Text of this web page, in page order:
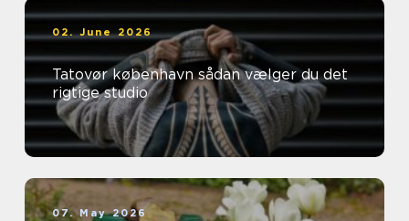
02. June 2026
Tatovør københavn sådan vælger du det
rigtige studio
07. May 2026